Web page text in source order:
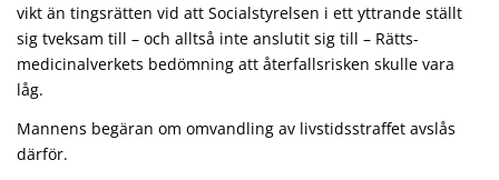
vikt än tingsrätten vid att Social­styrelsen i ett yttrande ställt
sig tveksam till – och alltså inte anslutit sig till – Rätts­
medicinal­verkets be­dömning att återfallsris­ken skulle vara
låg.
Mannens begäran om omvandling av livstidsstraffet avslås
därför.